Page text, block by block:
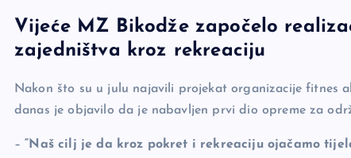
c
e
b
o
o
p
y
Li
n
k
se
n
g
er
er ar
e
Vijeće MZ Bikodže započelo
zajedništva kroz rekreaciju
Nakon što su u julu najavili projekat organizacije fitnes
danas je objavilo da je nabavljen prvi dio opreme za
–“Naš cilj je da kroz pokret i rekreaciju ojačamo